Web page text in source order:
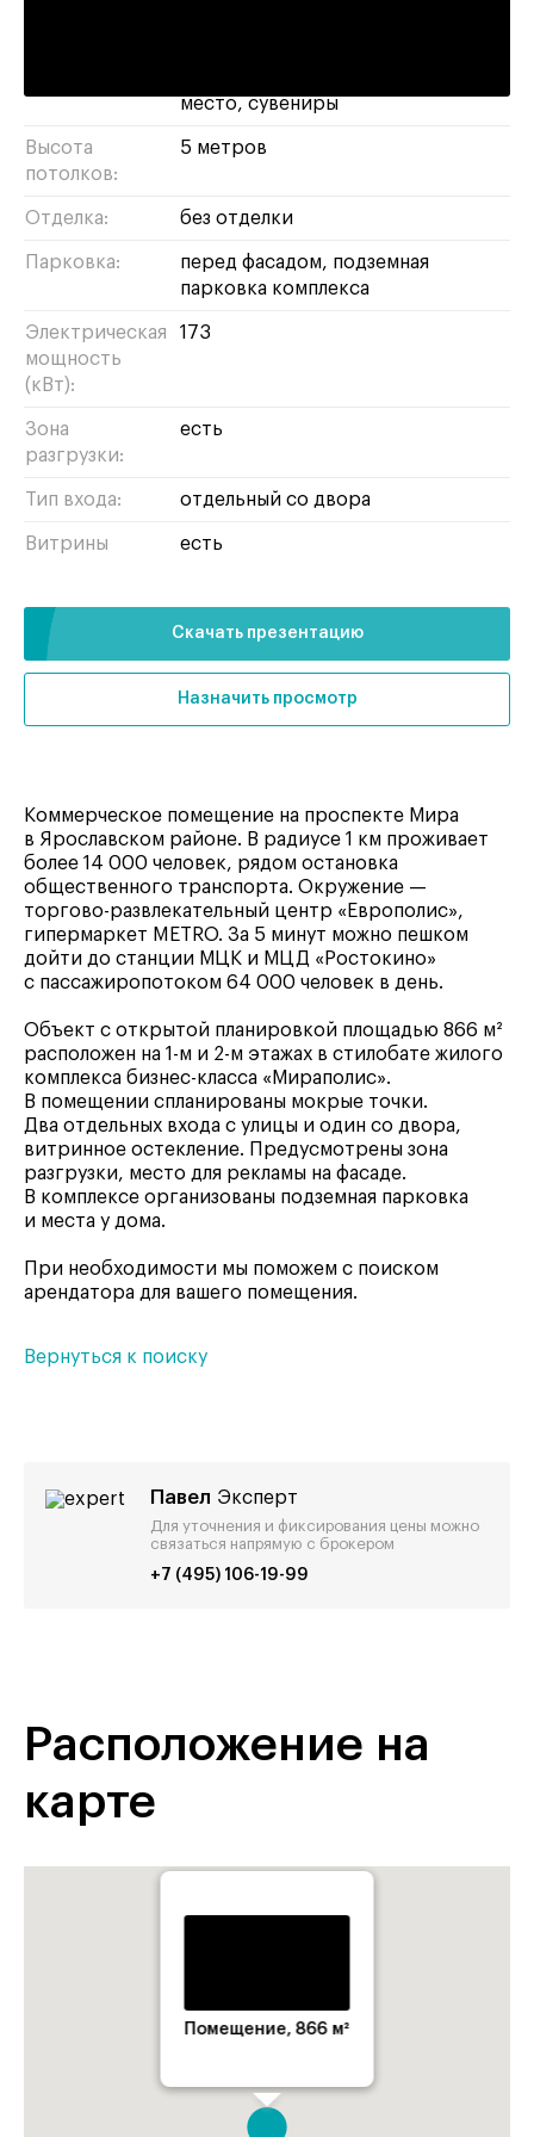
место сувениры
Высота
потолков:
5 метров
Отделка: без отделки
Парковка:
перед фасадом, подземная
парковка комплекса
Электрическая
мощность
(кВт):
173
Зона
разгрузки:
есть
Тип входа: отдельный со двора
Витрины есть
Скачать презентацию
Назначить просмотр
Коммерческое помещение на проспекте Мира
в Ярославском районе. В радиусе 1 км проживает
более 14 000 человек, рядом остановка
общественного транспорта. Окружение —
торгово-развлекательный центр «Европолис»,
гипермаркет METRO. За 5 минут можно пешком
дойти до станции МЦК и МЦД «Ростокино»
с пассажиропотоком 64 000 человек в день.
Объект с открытой планировкой площадью 866 м²
расположен на 1-м и 2-м этажах в стилобате жилого
комплекса бизнес-класса «Мираполис».
В помещении спланированы мокрые точки.
Два отдельных входа с улицы и один со двора,
витринное остекление. Предусмотрены зона
разгрузки, место для рекламы на фасаде.
В комплексе организованы подземная парковка
и места у дома.
При необходимости мы поможем с поиском
арендатора для вашего помещения.
Вернуться к поиску
Павел Эксперт
Для уточнения и фиксирования цены можно
связаться напрямую с брокером
+7 (495) 106-19-99
Расположение на
карте
Помещение, 866 м²